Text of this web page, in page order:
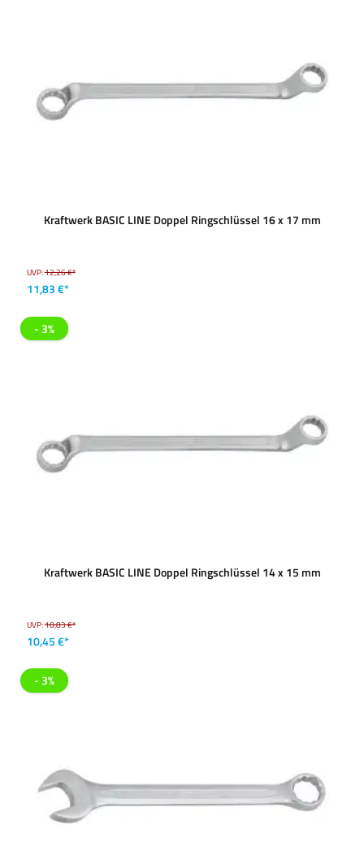
Kraftwerk BASIC LINE Doppel Ringschlüssel 16 x 17 mm
UVP:12,26 €*
11,83 €*
- 3%
Kraftwerk BASIC LINE Doppel Ringschlüssel 14 x 15 mm
UVP:10,83 €*
10,45 €*
- 3%